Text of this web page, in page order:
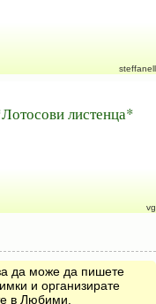
steffanell
листенца*
vg
да може да пишете
и организирате
в Любими.